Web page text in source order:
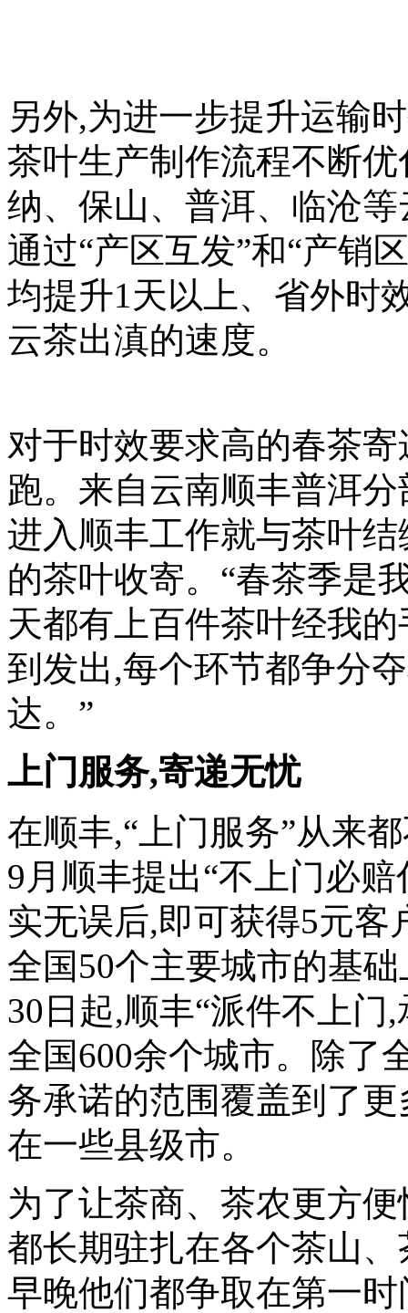
另外,为进一步提升运输
茶叶生产制作流程不断
纳、保山、普洱、临沧
通过“产区互发”和“产销
均提升1天以上、省外时
云茶出滇的速度。
对于时效要求高的春茶
跑。来自云南顺丰普洱
进入顺丰工作就与茶叶
的茶叶收寄。“春茶季是
天都有上百件茶叶经我
到发出,每个环节都争分
达。”
上门服务,寄递无忧
在顺丰,“上门服务”从来
9月顺丰提出“不上门必
实无误后,即可获得5元
全国50个主要城市的基
30日起,顺丰“派件不上门
全国600余个城市。除了
务承诺的范围覆盖到了
在一些县级市。
为了让茶商、茶农更方
都长期驻扎在各个茶山
早晚他们都争取在第一